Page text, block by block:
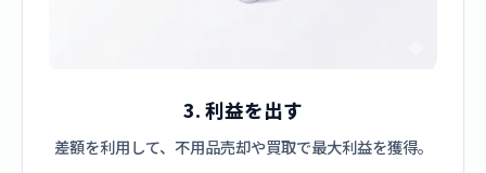
3. 利益を出す
差額を利用して、不用品売却や買取で最大利益を獲得。